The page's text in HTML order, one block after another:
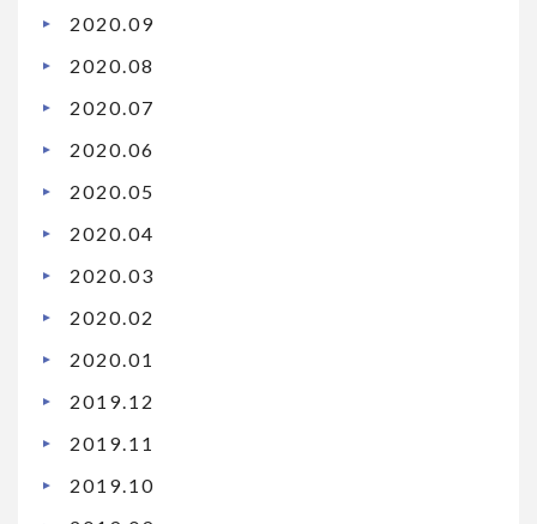
2020.09
2020.08
2020.07
2020.06
2020.05
2020.04
2020.03
2020.02
2020.01
2019.12
2019.11
2019.10